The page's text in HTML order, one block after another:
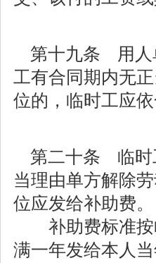
第十九条 用人
工有合同期内无
位的，临时工应
第二十条 临时
当理由单方解除
位应发给补助费。
补助费标准按
满一年发给本人